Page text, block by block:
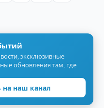
эксклюзивные
обновления там, где
на наш канал